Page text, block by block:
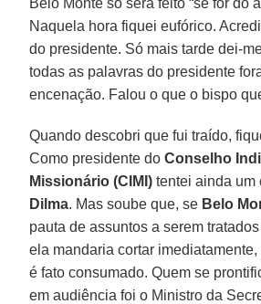
Naquela hora fiquei eufórico.
do presidente. Só mais tarde dei-
todas as palavras do presidente
encenação. Falou o que o bispo
Quando descobri que fui traído,
Como presidente doConselho
Missionário (CIMI) tentei ainda um
Dilma. Mas soube que, se Belo
pauta de assuntos a serem
ela mandaria cortar imediatamente,
é fato consumado. Quem se
em audiência foi o Ministro da